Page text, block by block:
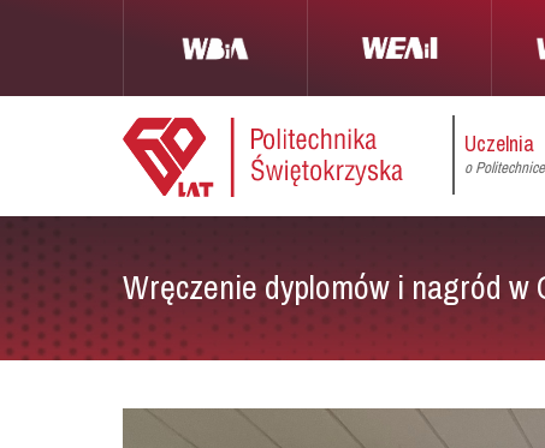
Uczelnia
o Politechnice
Wręczenie dyplomów i nagród w